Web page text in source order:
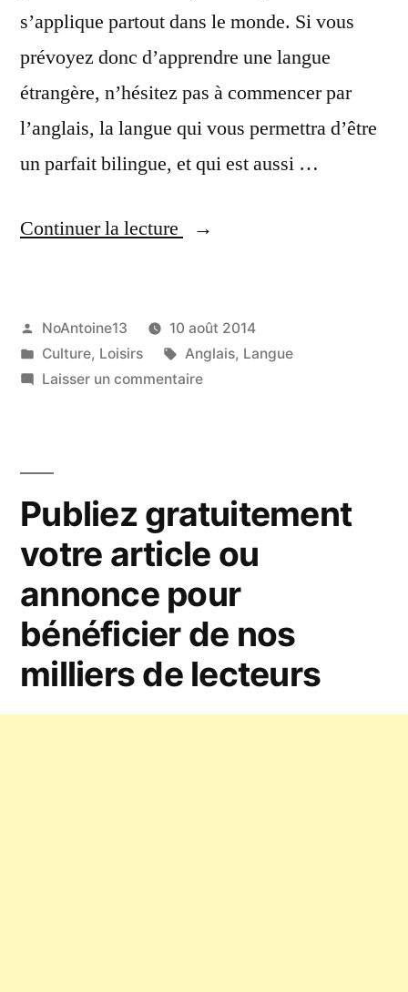
s’applique partout dans le monde. Si vous
prévoyez donc d’apprendre une langue
étrangère, n’hésitez pas à commencer par
l’anglais, la langue qui vous permettra d’être
un parfait bilingue, et qui est aussi …
Continuer la lecture
« Votre
l’anglais
en
Publié
par
NoAntoine13
10 août 2014
Publié
dans
Culture, Loisirs Étiquettes :
Anglais, Langue
Laisser un commentairesur
en
toute
simplicité
Publiez gratuitement
votre article ou
annonce pour
bénéficier de nos
milliers de lecteurs